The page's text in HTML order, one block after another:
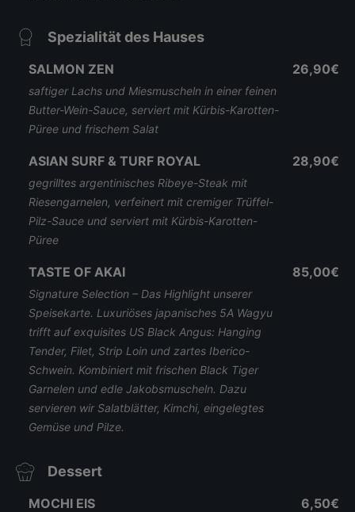
Spezialität des Hauses
SALMON ZEN
saftiger Lachs und Miesmuscheln in einer feinen
Butter-Wein-Sauce, serviert mit Kürbis-Karotten-
Püree und frischem Salat
26,90€
ASIAN SURF & TURF ROYAL
gegrilltes argentinisches Ribeye-Steak mit
Riesengarnelen, verfeinert mit cremiger Trüffel-
Pilz-Sauce und serviert mit Kürbis-Karotten-
Püree
28,90€
TASTE OF AKAI
Signature Selection – Das Highlight unserer
Speisekarte. Luxuriöses japanisches 5A Wagyu
trifft auf exquisites US Black Angus: Hanging
Tender, Filet, Strip Loin und zartes Iberico-
Schwein. Kombiniert mit frischen Black Tiger
Garnelen und edle Jakobsmuscheln. Dazu
servieren wir Salatblätter, Kimchi, eingelegtes
Gemüse und Pilze.
85,00€
Dessert
MOCHI EIS 6,50€